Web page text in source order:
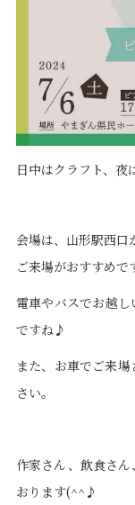
日中はクラフト、夜
会場は、山形駅西口
ご来場がおすすめで
電車やバスでお越
ですね♪
また、お車でご来
さい。
作家さん、飲食さ
おります(^^♪